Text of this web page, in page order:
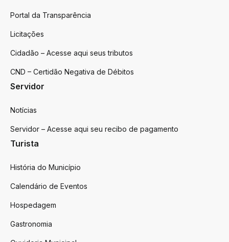
Portal da Transparência
Licitações
Cidadão – Acesse aqui seus tributos
CND – Certidão Negativa de Débitos
Servidor
Notícias
Servidor – Acesse aqui seu recibo de pagamento
Turista
História do Município
Calendário de Eventos
Hospedagem
Gastronomia